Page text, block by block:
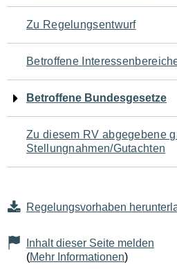
den
Seiteninhalt
Zu Regelungsentwurf
Betroffene
Betroffene Bundesgesetze
Zu diesem RV abgegebene
Stellungnahmen/Gutachten
Regelungsvorhaben
Inhalt dieser Seite melden
(Mehr Informationen)